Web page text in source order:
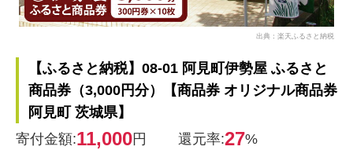
出典：楽天ふるさと納税
【ふるさと納税】08-01 阿見町伊勢屋 ふるさと
商品券（3,000円分）【商品券 オリジナル商品券
阿見町 茨城県】
寄付金額:11,000円 還元率:27%